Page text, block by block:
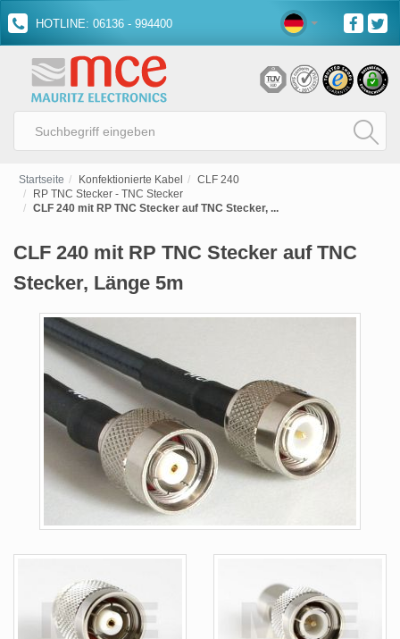
HOTLINE: 06136 - 994400
Startseite Konfektionierte Kabel
CLF 240
RP TNC Stecker - TNC Stecker
CLF 240 mit RP TNC Stecker auf TNC Stecker, ...
CLF 240 mit RP TNC Stecker auf TNC
Stecker, Länge 5m